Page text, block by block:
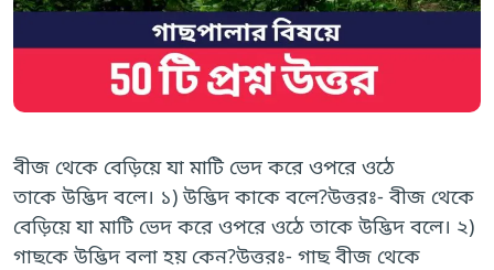
বীজ থেকে বেড়িয়ে যা মাটি ভেদ করে ওপরে ওঠে
তাকে উদ্ভিদ বলে। ১) উদ্ভিদ কাকে বলে?উত্তরঃ- বীজ থেকে
বেড়িয়ে যা মাটি ভেদ করে ওপরে ওঠে তাকে উদ্ভিদ বলে। ২)
গাছকে উদ্ভিদ বলা হয় কেন?উত্তরঃ- গাছ বীজ থেকে